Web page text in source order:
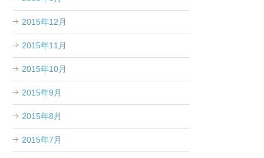
2015年12月
2015年11月
2015年10月
2015年9月
2015年8月
2015年7月